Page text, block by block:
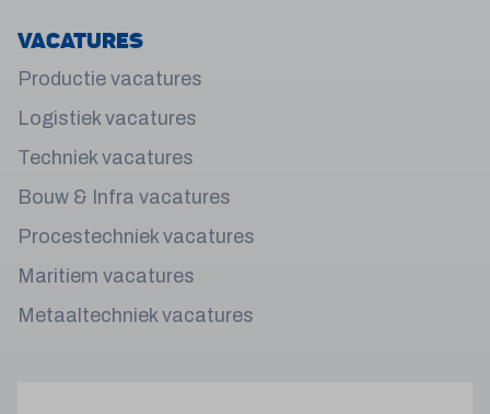
Vacatures
Productie vacatures
Logistiek vacatures
Techniek vacatures
Bouw & Infra vacatures
Procestechniek vacatures
Maritiem vacatures
Metaaltechniek vacatures